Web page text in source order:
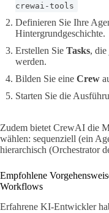
crewai-tools
Definieren Sie Ihre
Hintergrundgeschichte.
Erstellen Sie Tasks, die
werden.
Bilden Sie eine Crew
Starten Sie die
Zudem bietet CrewAI die
wählen: sequenziell (ein
hierarchisch (Orchestrator
Empfohlene
Workflows
Erfahrene KI-Entwickler